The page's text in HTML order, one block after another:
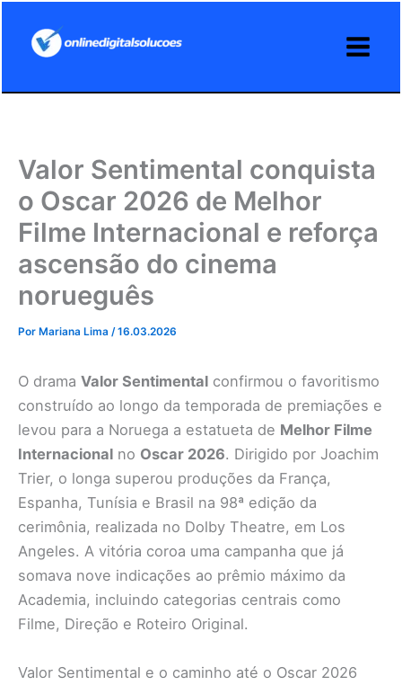
Valor Sentimental conquista
o Oscar 2026 de Melhor
Filme Internacional e reforça
ascensão do cinema
norueguês
Por Mariana Lima /16.03.2026
O drama Valor Sentimental confirmou o favoritismo
construído ao longo da temporada de premiações e
levou para a Noruega a estatueta de Melhor Filme
Internacional no Oscar 2026. Dirigido por Joachim
Trier, o longa superou produções da França,
Espanha, Tunísia e Brasil na 98ª edição da
cerimônia, realizada no Dolby Theatre, em Los
Angeles. A vitória coroa uma campanha que já
somava nove indicações ao prêmio máximo da
Academia, incluindo categorias centrais como
Filme, Direção e Roteiro Original.
Valor Sentimental e o caminho até o Oscar 2026